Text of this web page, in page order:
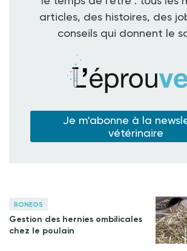
articles, des histoires, des
conseils qui donnent le
Je m'abonne à la
vétérinaire
RONEOS
Gestion des hernies ombilicales
chez le poulain